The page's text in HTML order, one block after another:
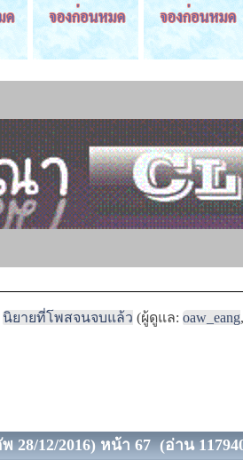
นิยายที่โพสจนจบแล้ว (ผู้ดูแล:oaw_eang
12/2016) หน้า 67 (อ่าน